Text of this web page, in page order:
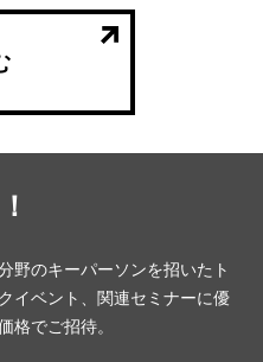
野のキーパーソンを招いたト
イベント、関連セミナーに優
格でご招待。